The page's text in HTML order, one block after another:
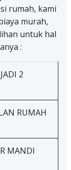
rumah, kami
murah,
untuk hal
:
2
RUMAH
MANDI